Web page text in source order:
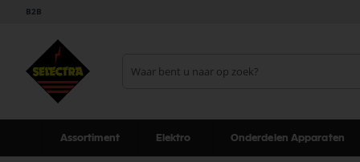
B2B
Assortiment Elektro Onderdelen Apparaten